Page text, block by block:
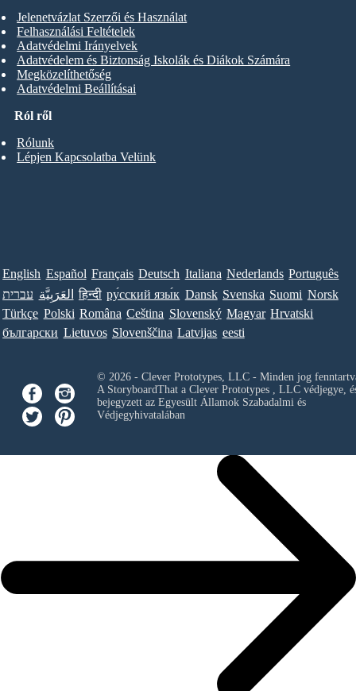
Ról ről
Rólunk
Lépjen Kapcsolatba Velünk
Jelenetvázlat Szerzői és Használat
Felhasználási Feltételek
Adatvédelmi Irányelvek
Adatvédelem és Biztonság Iskolák és Diákok Számára
Megközelíthetőség
Adatvédelmi Beállításai
English Español Français Deutsch Italiana Nederlands Português
עברית العَرَبِيَّة हिन्दी ру́сский язы́к Dansk Svenska Suomi Norsk
Türkçe Polski Româna Ceština Slovenský Magyar Hrvatski
български Lietuvos Slovenščina Latvijas eesti
© 2026 - Clever Prototypes, LLC - Minden jog
A StoryboardThat a Clever Prototypes , LLCvédjegye,
bejegyzett az Egyesült Államok Szabadalmi és
Védjegyhivatalában